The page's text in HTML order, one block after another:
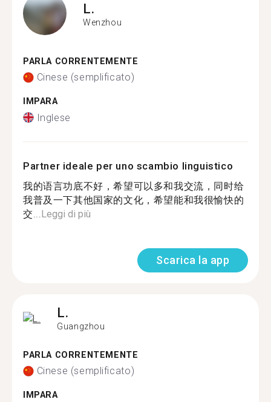
L.
Wenzhou
PARLA CORRENTEMENTE
Cinese (semplificato)
IMPARA
Inglese
Partner ideale per uno scambio linguistico
我的语言功底不好，希望可以多和我交流，同时给
我普及一下其他国家的文化，希望能和我很愉快的
交... Leggi di più
Scarica la app
L.
Guangzhou
PARLA CORRENTEMENTE
Cinese (semplificato)
IMPARA